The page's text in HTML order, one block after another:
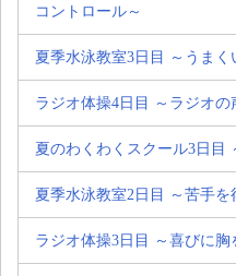
コントロール～
夏季水泳教室3日目 ～うまく
ラジオ体操4日目 ～ラジオ
夏のわくわくスクール3日目
夏季水泳教室2日目 ～苦手
ラジオ体操3日目 ～喜びに